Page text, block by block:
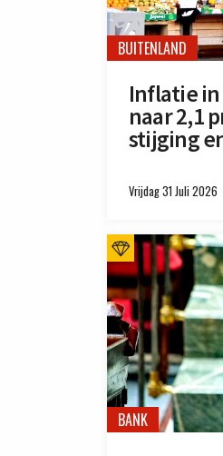
BUITENLAND
Inflatie
naar 2,1
stijging
Vrijdag 31 Juli 2026
BANK